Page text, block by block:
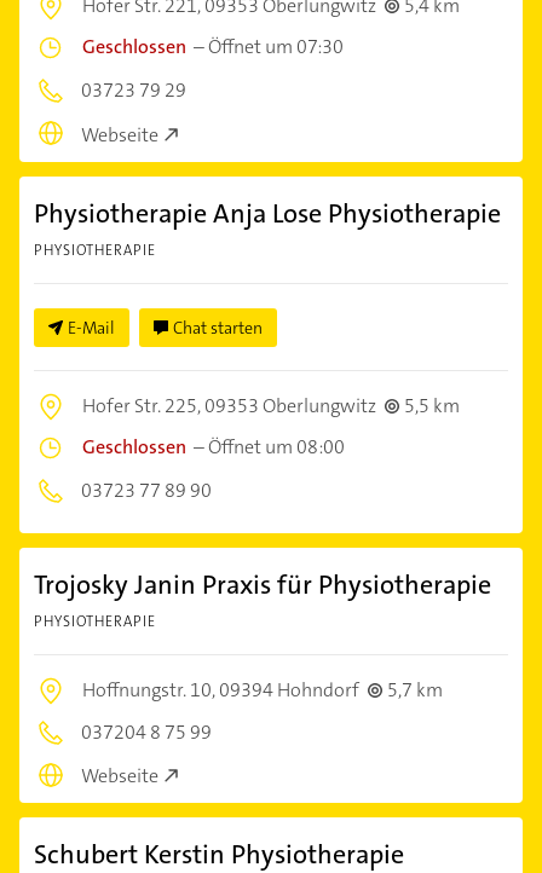
Hofer Str. 221,09353 Oberlungwitz
5,4 km
Geschlossen –Öffnet um 07:30
03723 79 29
Webseite
Physiotherapie Anja Lose Physiotherapie
PHYSIOTHERAPIE
E-Mail Chat starten
Hofer Str. 225,09353 Oberlungwitz
5,5 km
Geschlossen –Öffnet um 08:00
03723 77 89 90
Trojosky Janin Praxis für Physiotherapie
PHYSIOTHERAPIE
Hoffnungstr. 10,09394 Hohndorf
5,7 km
037204 8 75 99
Webseite
Schubert Kerstin Physiotherapie